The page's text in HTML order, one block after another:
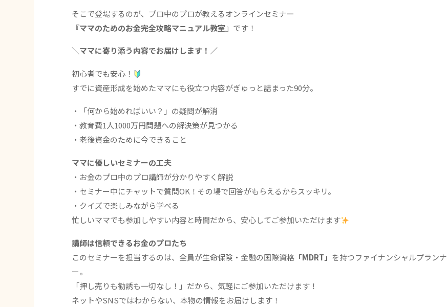
そこで登場するのが、プロ中のプロが教えるオンラインセミナー
『ママのためのお金完全攻略マニュアル教室』 です！
＼ママに寄り添う内容でお届けします！／
初心者でも安心！
すでに資産形成を始めたママにも役立つ内容がぎゅっと詰まった90分。
・「何から始めればいい？」の疑問が解消
・教育費1人1000万円問題への解決策が見つかる
・老後資金のために今できること
ママに優しいセミナーの工夫
・お金のプロ中のプロ講師が分かりやすく解説
・セミナー中にチャットで質問OK！その場で回答がもらえるからスッキリ。
・クイズで楽しみながら学べる
忙しいママでも参加しやすい内容と時間だから、安心してご参加いただけます
講師は信頼できるお金のプロたち
このセミナーを担当するのは、全員が生命保険・金融の国際資格「MDRT」 を持つファイナンシャルプランナ
ー。
「押し売りも勧誘も一切なし！」だから、気軽にご参加いただけます！
ネットやSNSではわからない、本物の情報をお届けします！